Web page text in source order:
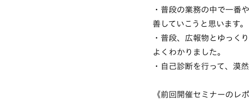
・普段の業務の中で一番
善していこうと思います。
・普段、広報物とゆっく
よくわかりました。
・自己診断を行って、漠
《前回開催セミナーのレポ